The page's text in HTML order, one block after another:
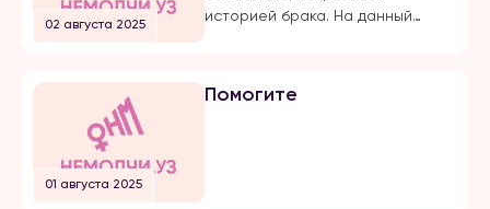
02 августа 2025
историей брака. На данный
публичной травле, оскорблениям
01 августа 2025
Помогите